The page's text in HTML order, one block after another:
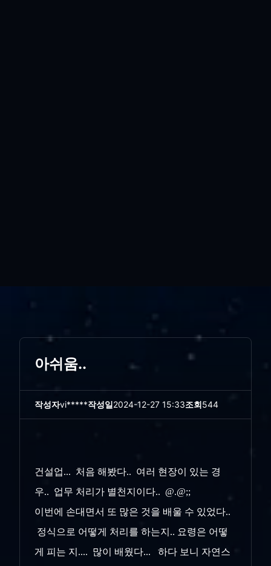
아쉬움..
작성자vi*****작성일2024-12-27 15:33조회544
건설업... 처음 해봤다.. 여러 현장이 있는 경
우.. 업무 처리가 별천지이다.. @.@;;
이번에 손대면서 또 많은 것을 배울 수 있었다..
정식으로 어떻게 처리를 하는지.. 요령은 어떻
게 피는 지.... 많이 배웠다... 하다 보니 자연스